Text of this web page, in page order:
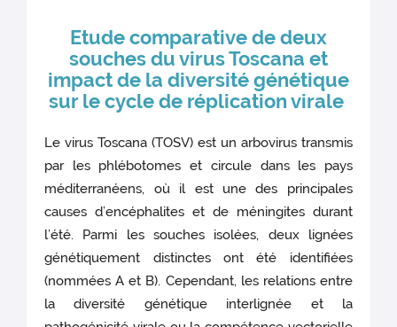
Etude comparative de deux
souches du virus Toscana et
impact de la diversité génétique
sur le cycle de réplication virale
Le virus Toscana (TOSV) est un arbovirus transmis
par les phlébotomes et circule dans les pays
méditerranéens, où il est une des principales
causes d’encéphalites et de méningites durant
l’été. Parmi les souches isolées, deux lignées
génétiquement distinctes ont été identifiées
(nommées A et B). Cependant, les relations entre
la diversité génétique interlignée et la